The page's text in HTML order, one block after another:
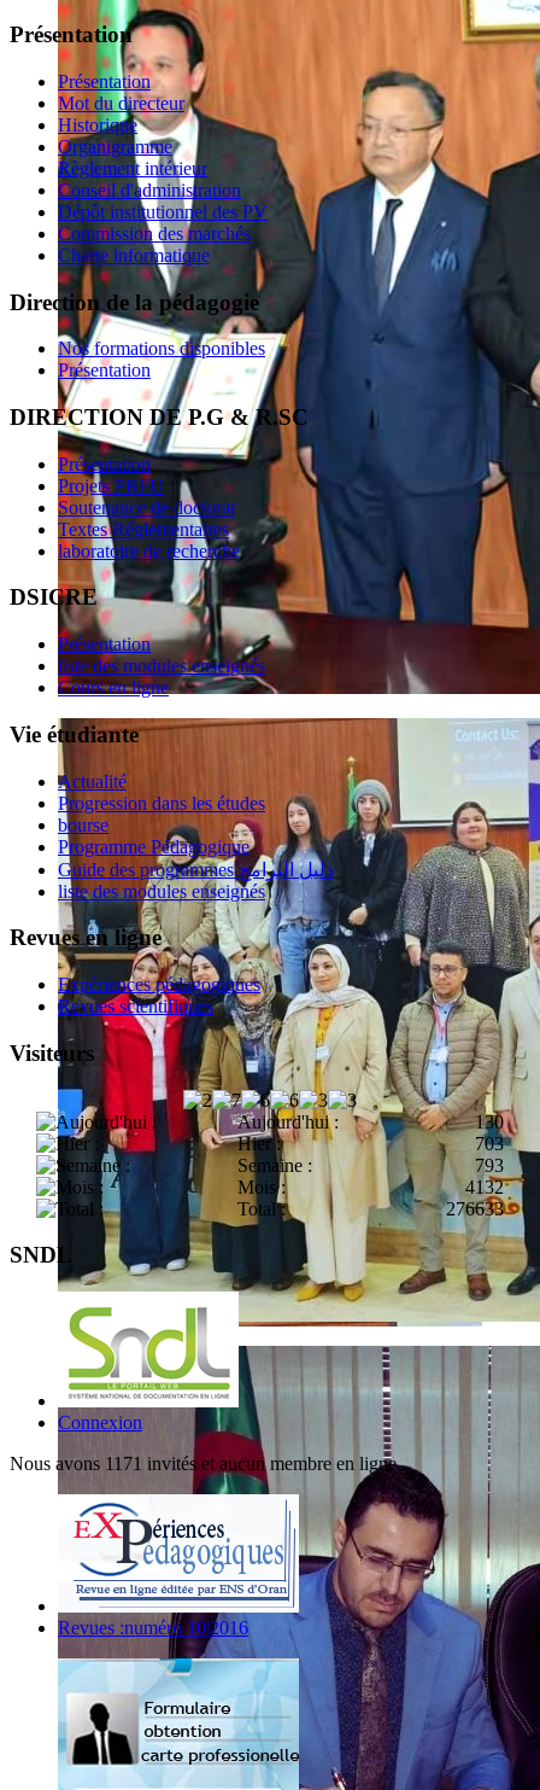
Présentation
Présentation
Mot du directeur
Historique
Organigramme
Règlement intérieur
Conseil d'administration
Dépôt institutionnel des PV
Commission des marchés
Charte informatique
Direction de la pédagogie
Nos formations disponibles
Présentation
DIRECTION DE P.G & R.SC
Présentation
Projets PRFU
Soutenance de doctorat
Textes Réglementaires
laboratoire de recherche
DSICRE
Présentation
liste des modules enseignés
Cours en ligne
Vie étudiante
Actualité
Progression dans les études
bourse
Programme Pédagogique
Guide des programmes دليل البرامج
liste des modules enseignés
Revues en ligne
Expériences pédagogiques
Revues scientifiques
Visiteurs
Aujourd'hui :
130
Hier :
703
Semaine :
793
Mois :
4132
Total :
276633
SNDL
Connexion
Nous avons 1171 invités et aucun membre en ligne
Revues :numéro 10|2016